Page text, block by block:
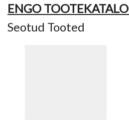
ENGO
Seotud Tooted